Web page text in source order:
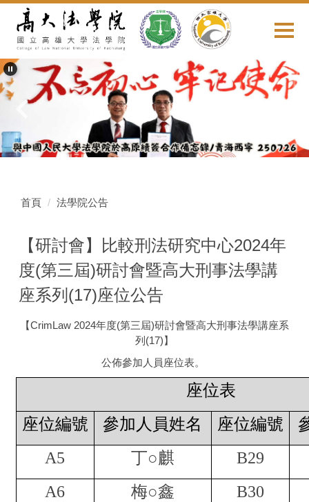
要
內
容
區
首頁 法學院公告
【研討會】比較刑法研究中心2024年
度(第三屆)研討會暨高大刑事法學講
座系列(17)座位公告
【CrimLaw 2024年度(第三屆)研討會暨高大刑事法學講座系
列(17)】
公佈參加人員座位表。
座位表
座位編號
參加人員姓名 座位編號
A5
丁○麒
B29
A6
梅○鑫
B30